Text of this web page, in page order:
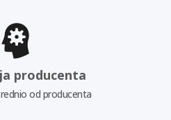
producenta
od producenta